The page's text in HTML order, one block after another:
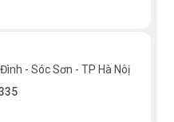
- Sóc Sơn - TP Hà Nôị